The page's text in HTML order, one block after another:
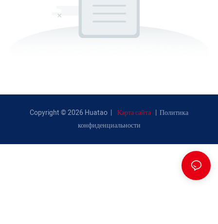
Copyright © 2026 Huatao | Карта сайта | Политика
конфиденциальности